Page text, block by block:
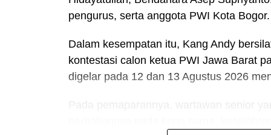
pengurus, serta anggota PWI Kota Bogor.
Dalam kesempatan itu, Kang Andy
kontestasi calon ketua PWI Jawa Barat
digelar pada 12 dan 13 Agustus 2026